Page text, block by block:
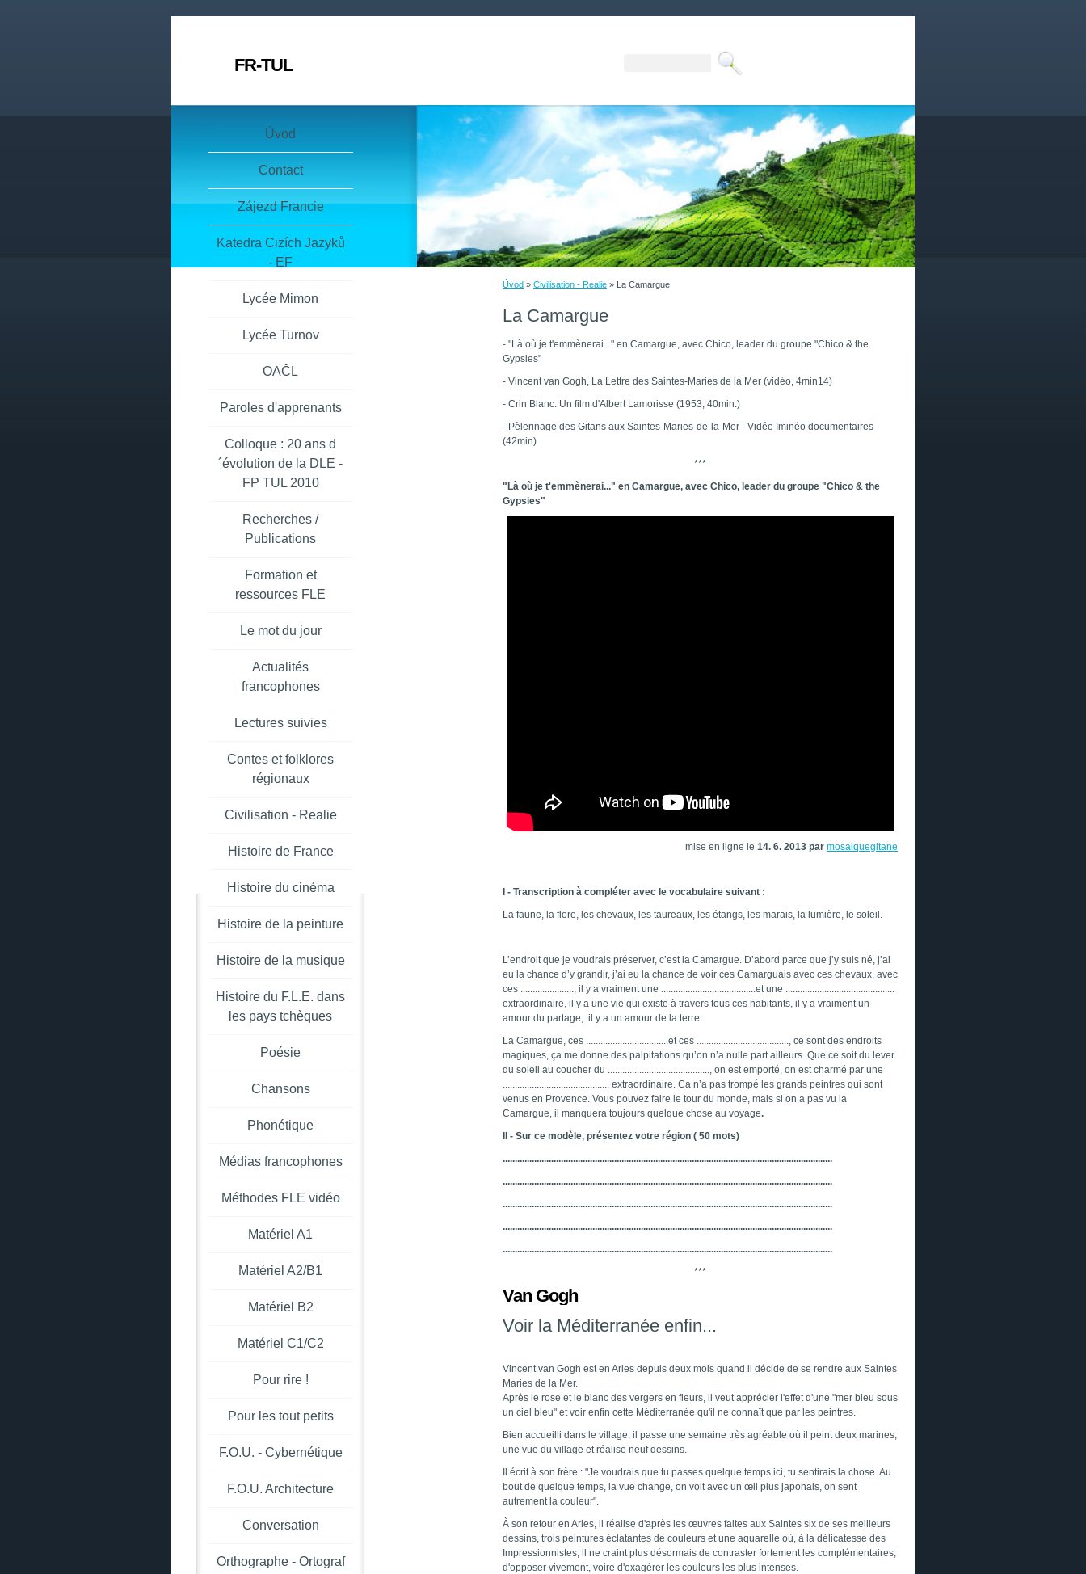
FR-TUL
Úvod » Civilisation - Realie » La Camargue
La Camargue
- "Là où je t'emmènerai..." en Camargue, avec Chico, leader du groupe "Chico & the
Gypsies"
- Vincent van Gogh, La Lettre des Saintes-Maries de la Mer (vidéo, 4min14)
- Crin Blanc. Un film d'Albert Lamorisse (1953, 40min.)
- Pèlerinage des Gitans aux Saintes-Maries-de-la-Mer - Vidéo Iminéo documentaires
(42min)
***
"Là où je t'emmènerai..." en Camargue, avec Chico, leader du groupe "Chico & the
Gypsies"
mise en ligne le 14. 6. 2013 par mosaiquegitane
I - Transcription à compléter avec le vocabulaire suivant :
La faune, la flore, les chevaux, les taureaux, les étangs, les marais, la lumière, le soleil.
L’endroit que je voudrais préserver, c’est la Camargue. D’abord parce que j’y suis né, j’ai
eu la chance d’y grandir, j’ai eu la chance de voir ces Camarguais avec ces chevaux, avec
ces ......................, il y a vraiment une .......................................et une .............................................
extraordinaire, il y a une vie qui existe à travers tous ces habitants, il y a vraiment un
amour du partage, il y a un amour de la terre.
La Camargue, ces ..................................et ces ......................................, ce sont des endroits
magiques, ça me donne des palpitations qu’on n’a nulle part ailleurs. Que ce soit du lever
du soleil au coucher du .........................................., on est emporté, on est charmé par une
............................................ extraordinaire. Ca n’a pas trompé les grands peintres qui sont
venus en Provence. Vous pouvez faire le tour du monde, mais si on a pas vu la
Camargue, il manquera toujours quelque chose au voyage.
II - Sur ce modèle, présentez votre région ( 50 mots)
........................................................................................................................................
........................................................................................................................................
........................................................................................................................................
........................................................................................................................................
........................................................................................................................................
***
Van Gogh
Voir la Méditerranée enfin...
Vincent van Gogh est en Arles depuis deux mois quand il décide de se rendre aux Saintes
Maries de la Mer.
Après le rose et le blanc des vergers en fleurs, il veut apprécier l'effet d'une "mer bleu sous
un ciel bleu" et voir enfin cette Méditerranée qu'il ne connaît que par les peintres.
Bien accueilli dans le village, il passe une semaine très agréable où il peint deux marines,
une vue du village et réalise neuf dessins.
Il écrit à son frère : "Je voudrais que tu passes quelque temps ici, tu sentirais la chose. Au
bout de quelque temps, la vue change, on voit avec un œil plus japonais, on sent
autrement la couleur".
À son retour en Arles, il réalise d'après les œuvres faites aux Saintes six de ses meilleurs
dessins, trois peintures éclatantes de couleurs et une aquarelle où, à la délicatesse des
Impressionnistes, il ne craint plus désormais de contraster fortement les complémentaires,
d'opposer vivement, voire d'exagérer les couleurs les plus intenses.
Úvod
Contact
Zájezd Francie
Katedra Cizích Jazyků
- EF
Lycée Mimon
Lycée Turnov
OAČL
Paroles d'apprenants
Colloque : 20 ans d
´évolution de la DLE -
FP TUL 2010
Recherches /
Publications
Formation et
ressources FLE
Le mot du jour
Actualités
francophones
Lectures suivies
Contes et folklores
régionaux
Civilisation - Realie
Histoire de France
Histoire du cinéma
Histoire de la peinture
Histoire de la musique
Histoire du F.L.E. dans
les pays tchèques
Poésie
Chansons
Phonétique
Médias francophones
Méthodes FLE vidéo
Matériel A1
Matériel A2/B1
Matériel B2
Matériel C1/C2
Pour rire !
Pour les tout petits
F.O.U. - Cybernétique
F.O.U. Architecture
Conversation
Orthographe - Ortograf